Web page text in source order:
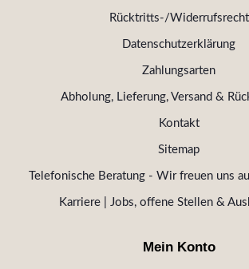
Rücktritts-/Widerrufsrecht
Datenschutzerklärung
Zahlungsarten
Abholung, Lieferung, Versand &
Kontakt
Sitemap
Telefonische Beratung - Wir freuen uns
Karriere | Jobs, offene Stellen &
Mein Konto